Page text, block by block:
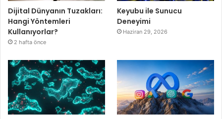
Dijital Dünyanın Tuzakları:
Hangi Yöntemleri
Kullanıyorlar?
2 hafta önce
Keyubu ile Sunucu
Deneyimi
Haziran 29, 2026